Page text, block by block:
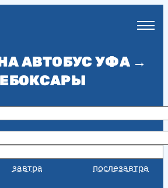
АВТОБУС УФА →
завтра послезавтра